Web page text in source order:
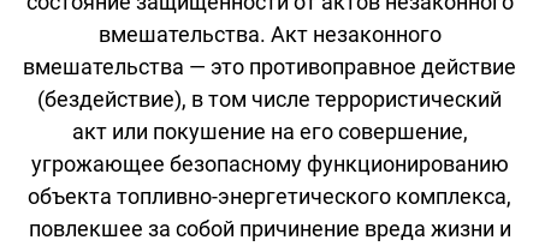
вмешательства. Акт незаконного
вмешательства — это противоправное действие
(бездействие), в том числе террористический
акт или покушение на его совершение,
угрожающее безопасному функционированию
объекта топливно-энергетического комплекса,
повлекшее за собой причинение вреда жизни и